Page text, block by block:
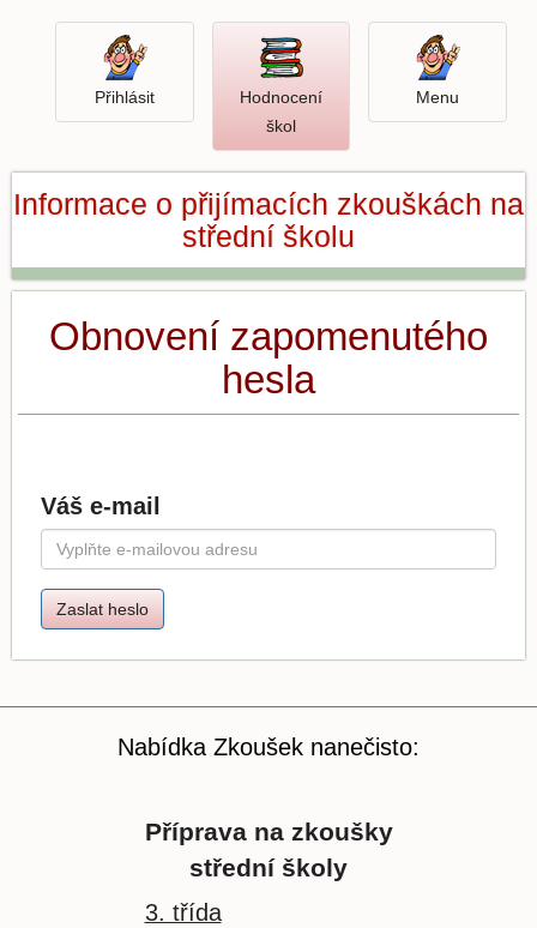
Menu
Hodnocení
školOtevři
hodnocení
PřihlásitPřihlásit
Informace o přijímacích zkouškách na
střední školu
Obnovení zapomenutého
hesla
Váš e-mail
Nabídka Zkoušek nanečisto:
Příprava na zkoušky
střední školy
3. třída